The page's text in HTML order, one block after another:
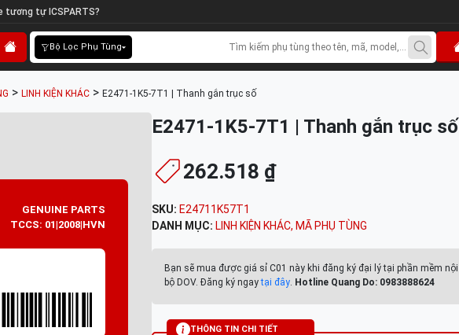
tự ICSPARTS?
Bộ Lọc Phụ Tùng
> LINH KIỆN KHÁC > E2471-1K5-7T1 | Thanh gắn trục số
GENUINE PARTS
TCCS: 01|2008|HVN
E2471-1K5-7T1 | Thanh gắn trục số
262.518 ₫
SKU: E24711K57T1
DANH MỤC: LINH KIỆN KHÁC, MÃ PHỤ TÙNG
Bạn sẽ mua được giá sỉ C01 này khi đăng ký đại lý tại phần mềm nội
bộ DOV. Đăng ký ngaytại đây. Hotline Quang Do: 0983888624
THÔNG TIN CHI TIẾT